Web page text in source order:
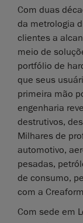
Com duas
da metrologia
clientes a
meio de
portfólio de
que seus
primeira mão
engenharia
destrutivos,
Milhares de
automotivo,
pesadas,
de consumo,
com a
Com sede em